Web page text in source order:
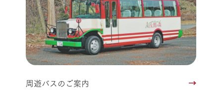
周遊バスのご案内